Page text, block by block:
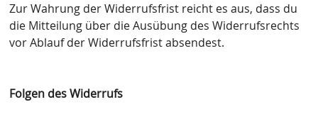
Zur Wahrung der Widerrufsfrist reicht es aus, dass du
die Mitteilung über die Ausübung des Widerrufsrechts
vor Ablauf der Widerrufsfrist absendest.
Folgen des Widerrufs